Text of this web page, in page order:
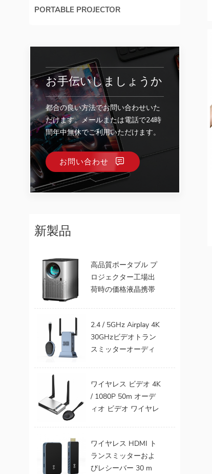
PORTABLE PROJECTOR
お手伝いしましょうか
都合の良い方法でお問い合わせいた
だけます。メールまたは電話で24時
間年中無休でご利用いただけます。
お問い合わせ
新製品
高品質ポータブル プ
ロジェクター工場出
荷時の価格液晶携帯
16 GB 32 GB WiFi ホ
ーム シアター
2.4 / 5GHz Airplay 4K
30GHzビデオトラン
スミッターオーディ
ヤレスHDMIトランス
ミッターおよびレシ
ーバーキットのサポ
ワイヤレス ビデオ 4K
/ 1080P 50m オーデ
ィオ ビデオ ワイヤレ
バー TV モニター プ
ロジェクター用
ワイヤレス HDMI ト
ランスミッターおよ
びレシーバー 30 m